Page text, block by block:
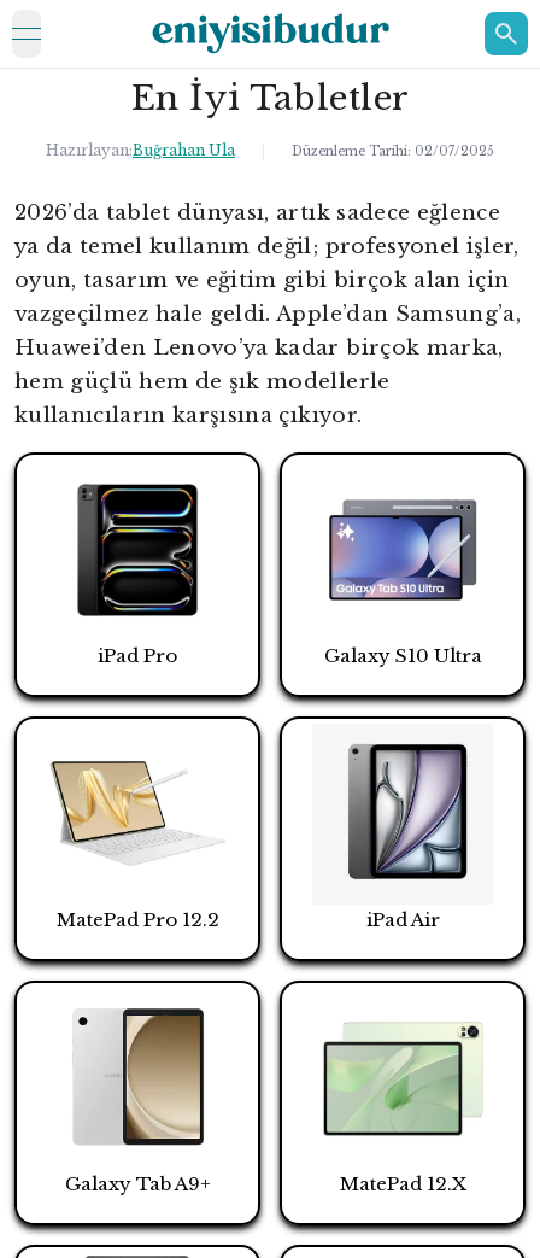
open navigation menu
ELEKTRONİK
EV
KOZMETİK
HAKKIMIZDA
İLETİŞİM
En İyi Tabletler
Hazırlayan:Buğrahan Ula Düzenleme Tarihi: 02/07/2025
2026’da tablet dünyası, artık sadece eğlence
ya da temel kullanım değil; profesyonel işler,
oyun, tasarım ve eğitim gibi birçok alan için
vazgeçilmez hale geldi. Apple’dan Samsung’a,
Huawei’den Lenovo’ya kadar birçok marka,
hem güçlü hem de şık modellerle
kullanıcıların karşısına çıkıyor.
iPad Pro Galaxy S10 Ultra
MatePad Pro 12.2 iPad Air
Galaxy Tab A9+ MatePad 12.X